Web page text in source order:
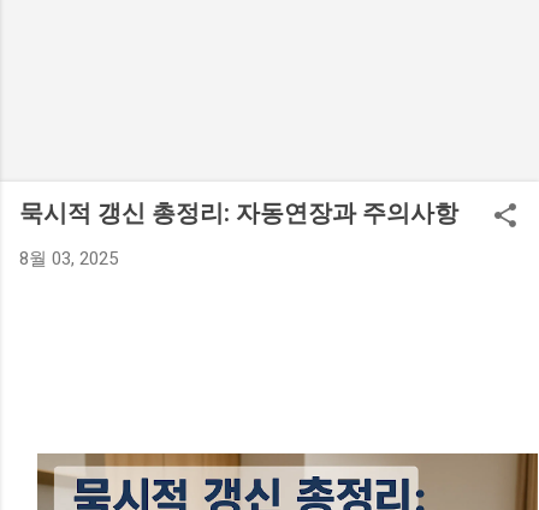
묵시적 갱신 총정리: 자동연장과 주의사항
8월 03, 2025